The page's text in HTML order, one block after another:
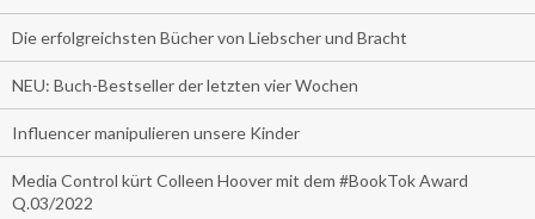
Die erfolgreichsten Bücher von Liebscher und Bracht
NEU: Buch-Bestseller der letzten vier Wochen
Influencer manipulieren unsere Kinder
Media Control kürt Colleen Hoover mit dem #BookTok Award
Q.03/2022